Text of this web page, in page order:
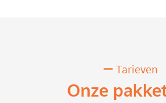
Tarieven
Onze